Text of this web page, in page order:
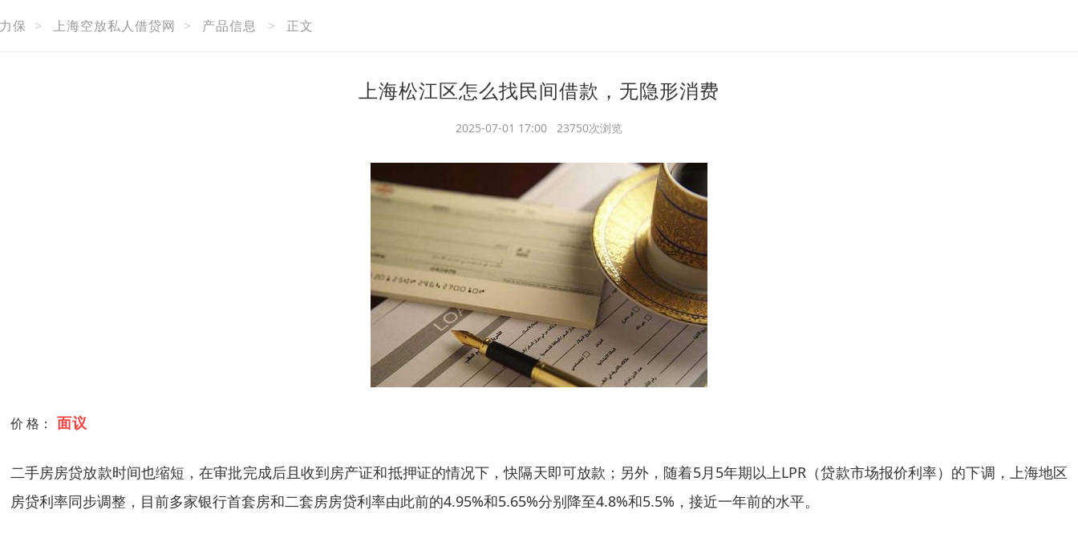
保 > 上海空放私人借贷网 > 产品信息 > 正文
上海松江区怎么找民间借款，无隐形消费
2025-07-01 17:00 23750次浏览
价 格： 面议
二手房房贷放款时间也缩短，在审批完成后且收到房产证和抵押证的情况下，快隔天即可放款；另外，随着5月5年期以上LPR（贷款市场报价利率）的下调，上海地区
房贷利率同步调整，目前多家银行首套房和二套房房贷利率由此前的4.95%和5.65%分别降至4.8%和5.5%，接近一年前的水平。